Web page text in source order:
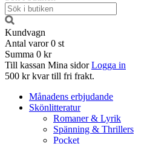
Kundvagn
Antal varor 0 st
Summa 0 kr
Till kassan Mina sidor Logga in
500 kr kvar till fri frakt.
Månadens erbjudande
Skönlitteratur
Romaner & Lyrik
Spänning & Thrillers
Pocket